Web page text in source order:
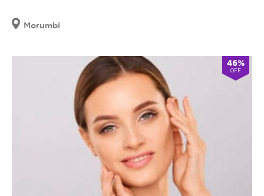
Morumbi
46%
OFF